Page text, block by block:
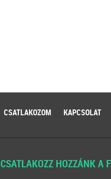
CSATLAKOZOM KAPCSOLAT
CSATLAKOZZ HOZZÁNK A